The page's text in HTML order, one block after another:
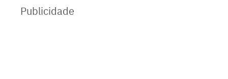
Publicidade